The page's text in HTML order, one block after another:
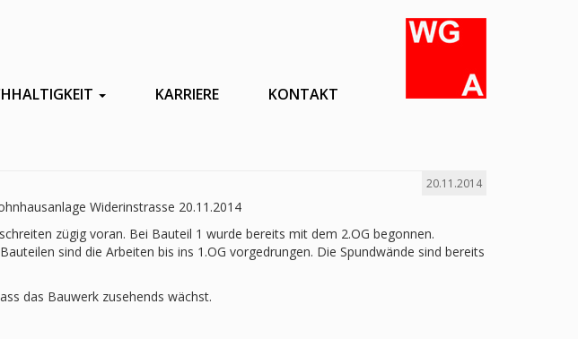
KARRIERE KONTAKT
20.11.2014
Widerinstrasse 20.11.2014
zügig voran. Bei Bauteil 1 wurde bereits mit dem 2.OG begonnen.
sind die Arbeiten bis ins 1.OG vorgedrungen. Die Spundwände sind bereits
das Bauwerk zusehends wächst.